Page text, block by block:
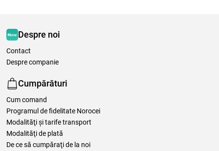
Despre noi
Contact
Despre companie
Cumpărături
Cum comand
Programul de fidelitate Norocei
Modalităţi şi tarife transport
Modalităţi de plată
De ce să cumpăraţi de la noi